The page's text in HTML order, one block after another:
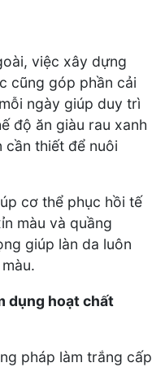
việc xây dựng
cũng góp phần cải
ngày giúp duy trì
độ ăn giàu rau xanh
thiết để nuôi
cơ thể phục hồi tế
màu và quầng
giúp làn da luôn
dụng hoạt chất
pháp làm trắng cấp